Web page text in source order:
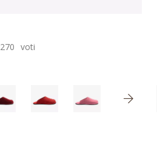
270 voti